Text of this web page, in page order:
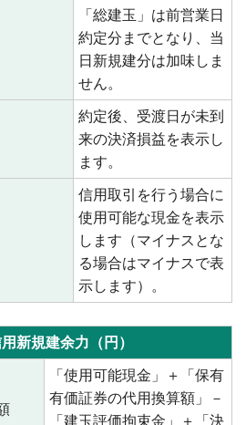
「総建玉」は前営業日
約定分までとなり、当
日新規建分は加味しま
せん。
約定後、受渡日が未到
来の決済損益を表示し
ます。
信用取引を行う場合に
使用可能な現金を表示
します（マイナスとな
る場合はマイナスで表
示します）。
新規建余力（円）
「使用可能現金」＋「保有
有価証券の代用換算額」－
「建玉評価拘束金」＋「決